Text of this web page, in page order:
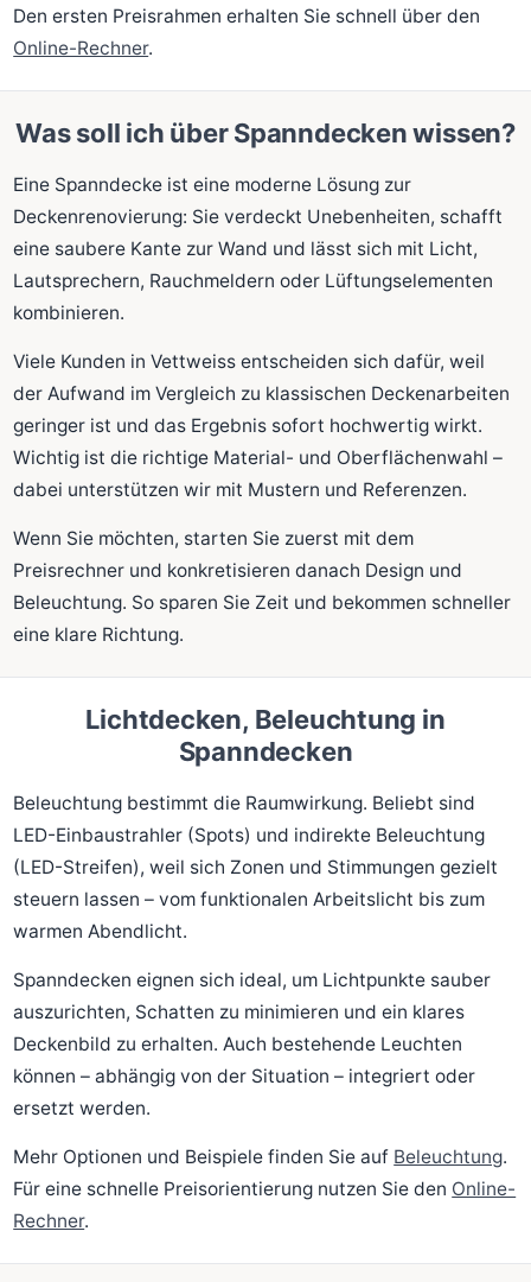
Den ersten Preisrahmen erhalten Sie schnell über den
Online-Rechner.
Was soll ich über Spanndecken wissen?
Eine Spanndecke ist eine moderne Lösung zur
Deckenrenovierung: Sie verdeckt Unebenheiten, schafft
eine saubere Kante zur Wand und lässt sich mit Licht,
Lautsprechern, Rauchmeldern oder Lüftungselementen
kombinieren.
Viele Kunden in Vettweiss entscheiden sich dafür, weil
der Aufwand im Vergleich zu klassischen Deckenarbeiten
geringer ist und das Ergebnis sofort hochwertig wirkt.
Wichtig ist die richtige Material- und Oberflächenwahl –
dabei unterstützen wir mit Mustern und Referenzen.
Wenn Sie möchten, starten Sie zuerst mit dem
Preisrechner und konkretisieren danach Design und
Beleuchtung. So sparen Sie Zeit und bekommen schneller
eine klare Richtung.
Lichtdecken, Beleuchtung in
Spanndecken
Beleuchtung bestimmt die Raumwirkung. Beliebt sind
LED-Einbaustrahler (Spots) und indirekte Beleuchtung
(LED-Streifen), weil sich Zonen und Stimmungen gezielt
steuern lassen – vom funktionalen Arbeitslicht bis zum
warmen Abendlicht.
Spanndecken eignen sich ideal, um Lichtpunkte sauber
auszurichten, Schatten zu minimieren und ein klares
Deckenbild zu erhalten. Auch bestehende Leuchten
können – abhängig von der Situation – integriert oder
ersetzt werden.
Mehr Optionen und Beispiele finden Sie auf Beleuchtung.
Für eine schnelle Preisorientierung nutzen Sie den Online-
Rechner.